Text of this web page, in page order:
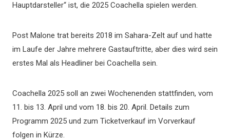
Hauptdarsteller“ ist, die 2025 Coachella spielen werden.
Post Malone trat bereits 2018 im Sahara-Zelt auf und hatte
im Laufe der Jahre mehrere Gastauftritte, aber dies wird sein
erstes Mal als Headliner bei Coachella sein.
Coachella 2025 soll an zwei Wochenenden stattfinden, vom
11. bis 13. April und vom 18. bis 20. April. Details zum
Programm 2025 und zum Ticketverkauf im Vorverkauf
folgen in Kürze.